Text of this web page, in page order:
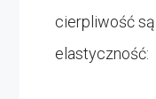
cierpliwość
elastyczność: